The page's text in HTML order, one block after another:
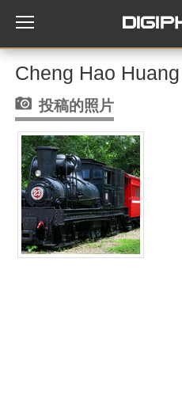
Cheng Hao
投稿的照片